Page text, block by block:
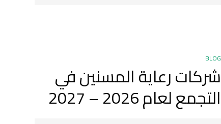
BLOG
شركات رعاية المسنين في
التجمع لعام 2026 – 2027